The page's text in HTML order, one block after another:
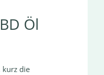
Öl
kurz die